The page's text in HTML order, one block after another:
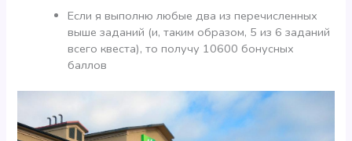
Если я выполню любые два из перечисленных
выше заданий (и, таким образом, 5 из 6 заданий
всего квеста), то получу 10600 бонусных
баллов